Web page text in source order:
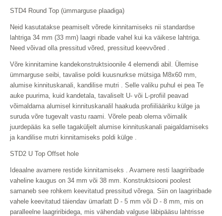
STD4 Round Top (ümmarguse plaadiga)
Neid kasutatakse peamiselt võrede kinnitamiseks nii standardse
lahtriga 34 mm (33 mm) laagri ribade vahel kui ka väikese lahtriga.
Need võivad olla pressitud võred, pressitud keevvõred .
Võre kinnitamine kandekonstruktsioonile 4 elemendi abil. Ülemise
ümmarguse seibi, tavalise poldi kuusnurkse mütsiga M8x60 mm,
alumise kinnituskanali, kandilise mutri . Selle valiku puhul ei pea Te
auke puurima, kuid kandetala, tavaliselt U- või L-profiil peavad
võimaldama alumisel kinnituskanalil haakuda profiiliääriku külge ja
suruda võre tugevalt vastu raami. Võrele peab olema võimalik
juurdepääs ka selle tagaküljelt alumise kinnituskanali paigaldamiseks
ja kandilise mutri kinnitamiseks poldi külge .
STD2 U Top Offset hole
Ideaalne avamere restide kinnitamiseks . Avamere resti laagriribade
vaheline kaugus on 34 mm või 38 mm. Konstruktsiooni poolest
sarnaneb see rohkem keevitatud pressitud võrega. Siin on laagriribade
vahele keevitatud täiendav ümarlatt D - 5 mm või D - 8 mm, mis on
paralleelne laagriribidega, mis vähendab valguse läbipääsu lahtrisse